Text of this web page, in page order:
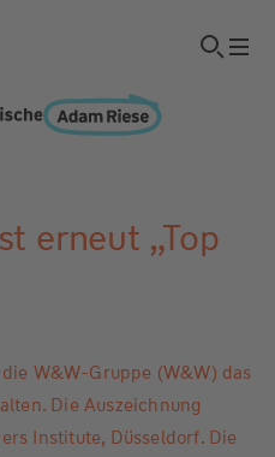
erneut „Top
W&W-Gruppe (W&W) das
Die Auszeichnung
Institute, Düsseldorf. Die